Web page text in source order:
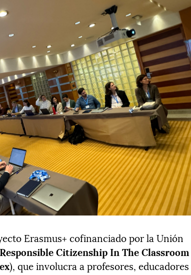
Erasmus+ cofinanciado por la Unión
Citizenship In The Classroom
), que involucra a profesores, educadores